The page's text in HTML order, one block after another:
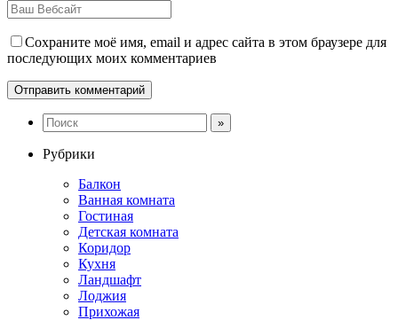
Сохраните моё имя, email и адрес сайта в этом браузере для
последующих моих комментариев
Рубрики
Балкон
Ванная комната
Гостиная
Детская комната
Коридор
Кухня
Ландшафт
Лоджия
Прихожая